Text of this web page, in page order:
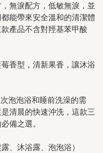
無淚配方，低敏無淚，並
能帶來安全溫和的清潔體
產品不含對羥基苯甲酸
香型，清新果香，讓沐浴
泡泡浴和睡前洗澡的需
清晨的快速沖洗，這款三
備之選。
、沐浴露、泡泡浴）